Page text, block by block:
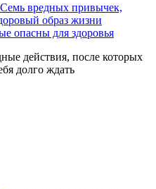
Семь вредных привычек,
образ жизни
опасны для здоровья
действия, после которых
долго ждать